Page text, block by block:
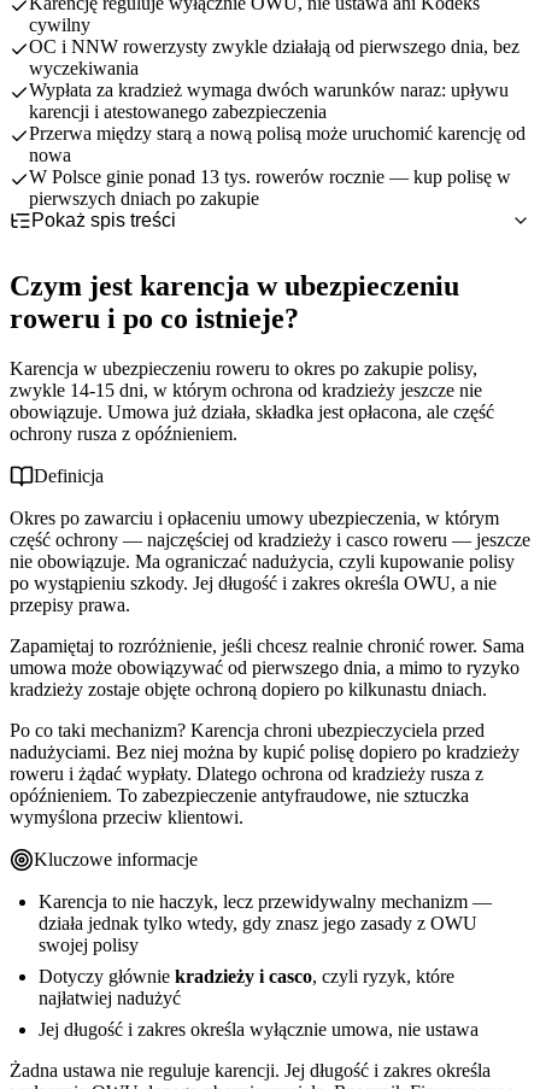
cywilny
OC i NNW rowerzysty zwykle działają od pierwszego dnia, bez
wyczekiwania
Wypłata za kradzież wymaga dwóch warunków naraz: upływu
karencji i atestowanego zabezpieczenia
Przerwa między starą a nową polisą może uruchomić karencję od
nowa
W Polsce ginie ponad 13 tys. rowerów rocznie — kup polisę w
pierwszych dniach po zakupie
Pokaż spis treści
karencja na kradzież
Dlaczego data zakupu roweru wydłuża karencję — oś czasu z
przykładami
kradzież
Najczęstsze błędy związane z karencją ubezpieczenia roweru
Co robić w okresie karencji — jak przejść przez wyczekiwanie
bezpiecznie
Czym jest karencja w ubezpieczeniu
roweru i po co istnieje?
Karencja w ubezpieczeniu roweru to okres po zakupie polisy,
zwykle 14-15 dni, w którym ochrona od kradzieży jeszcze nie
obowiązuje. Umowa już działa, składka jest opłacona, ale część
ochrony rusza z opóźnieniem.
Definicja
Okres po zawarciu i opłaceniu umowy ubezpieczenia, w którym
część ochrony — najczęściej od kradzieży i casco roweru — jeszcze
nie obowiązuje. Ma ograniczać nadużycia, czyli kupowanie polisy
po wystąpieniu szkody. Jej długość i zakres określa OWU, a nie
przepisy prawa.
Zapamiętaj to rozróżnienie, jeśli chcesz realnie chronić rower. Sama
umowa może obowiązywać od pierwszego dnia, a mimo to ryzyko
kradzieży zostaje objęte ochroną dopiero po kilkunastu dniach.
Po co taki mechanizm? Karencja chroni ubezpieczyciela przed
nadużyciami. Bez niej można by kupić polisę dopiero po kradzieży
roweru i żądać wypłaty. Dlatego ochrona od kradzieży rusza z
opóźnieniem. To zabezpieczenie antyfraudowe, nie sztuczka
wymyślona przeciw klientowi.
Kluczowe informacje
Karencja to nie haczyk, lecz przewidywalny mechanizm —
działa jednak tylko wtedy, gdy znasz jego zasady z OWU
swojej polisy
Dotyczy głównie kradzieży i casco, czyli ryzyk, które
najłatwiej nadużyć
Jej długość i zakres określa wyłącznie umowa, nie ustawa
Żadna ustawa nie reguluje karencji. Jej długość i zakres określa